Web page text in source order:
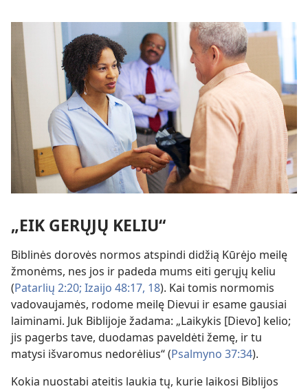
„EIK GERŲJŲ KELIU“
Biblinės dorovės normos atspindi didžią Kūrėjo meilę
žmonėms, nes jos ir padeda mums eiti gerųjų keliu
(Patarlių 2:20; Izaijo 48:17, 18). Kai tomis normomis
vadovaujamės, rodome meilę Dievui ir esame gausiai
laiminami. Juk Biblijoje žadama: „Laikykis [Dievo] kelio;
jis pagerbs tave, duodamas paveldėti žemę, ir tu
matysi išvaromus nedorėlius“ (Psalmyno 37:34).
Kokia nuostabi ateitis laukia tų, kurie laikosi Biblijos